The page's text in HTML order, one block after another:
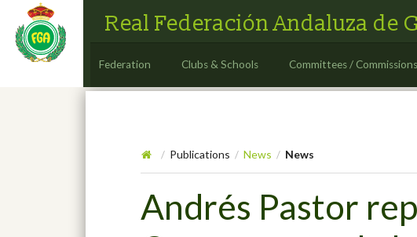
Real Federación Andaluza de
Federation Clubs & Schools Committees / Commissions
/ Publications / News / News
Andrés Pastor